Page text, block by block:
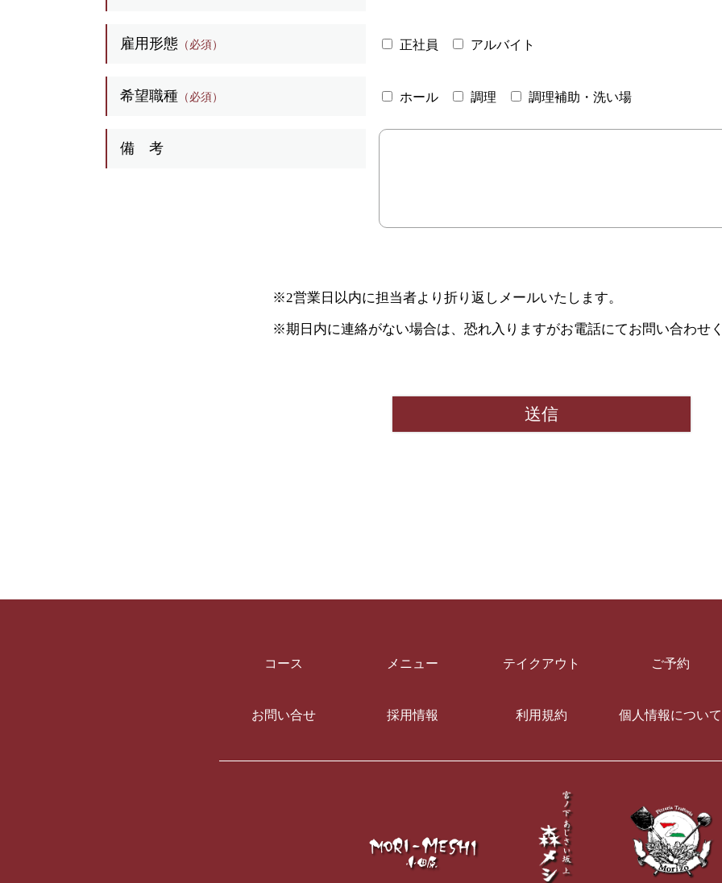
雇用形態 （必須） 正社員 アルバイト
希望職種 （必須） ホール 調理 調理補助・洗い場
備 考
※2営業日以内に担当者より折り返しメールいたします。
※期日内に連絡がない場合は、恐れ入りますがお電話にてお問い合わせく
送信
コース メニュー テイクアウト ご予約
お問い合せ 採用情報 利用規約 個人情報について